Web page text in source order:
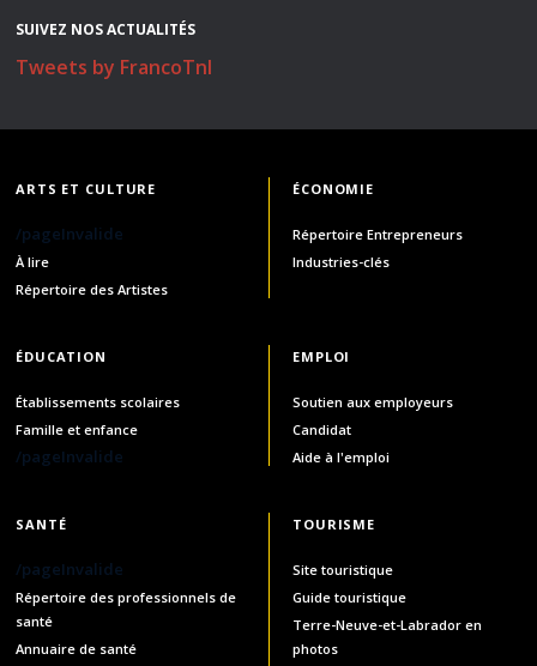
SUIVEZ NOS ACTUALITÉS
Tweets by FrancoTnl
ARTS ET CULTURE
/pageInvalide
À lire
Répertoire des Artistes
ÉCONOMIE
Répertoire Entrepreneurs
Industries-clés
ÉDUCATION
Établissements scolaires
Famille et enfance
/pageInvalide
EMPLOI
Soutien aux employeurs
Candidat
Aide à l'emploi
SANTÉ
/pageInvalide
Répertoire des professionnels de
santé
Annuaire de santé
TOURISME
Site touristique
Guide touristique
Terre-Neuve-et-Labrador en
photos